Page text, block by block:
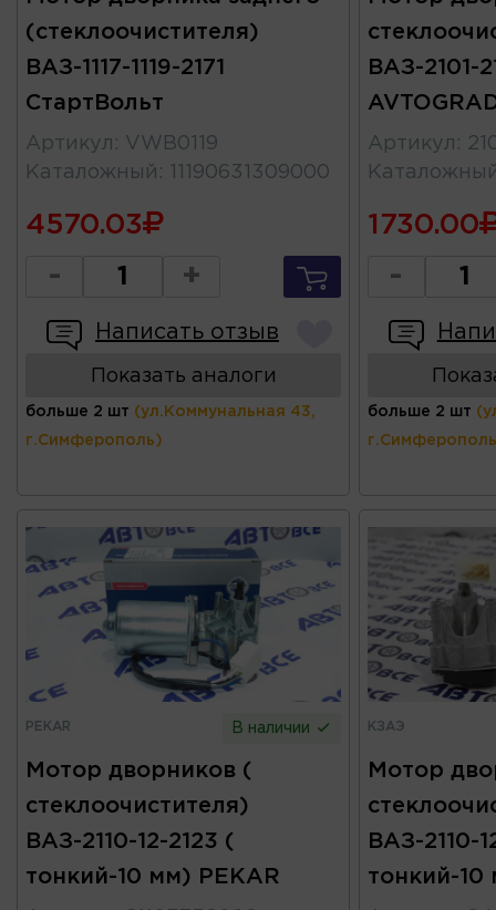
(стеклоочистителя)
ВАЗ-1117-1119-2171
СтартВольт
Артикул : VWB0119
Каталожный : 11190631309000
4570.03
- +
Написать отзыв
Показать аналоги
больше 2 шт (ул.Коммунальная 43,
г.Симферополь)
ВАЗ-2101-
Артикул :
1730.00
-
больше 2 шт
PEKAR В наличии
Мотор дворников (
стеклоочистителя)
ВАЗ-2110-12-2123 (
тонкий-10 мм) PEKAR
КЗАЭ
Мотор
ВАЗ-2110-
тонкий-10